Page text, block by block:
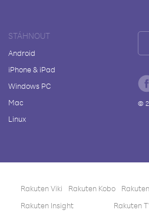
STÁHNOUT
Android
iPhone & iPad
Windows PC
Mac
Linux
©
Rakuten Viki Rakuten Kobo
Rakuten Insight
Rakuten